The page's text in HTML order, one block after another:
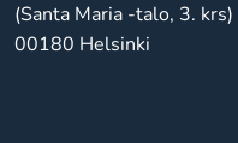
(Santa Maria -talo, 3. krs)
00180 Helsinki